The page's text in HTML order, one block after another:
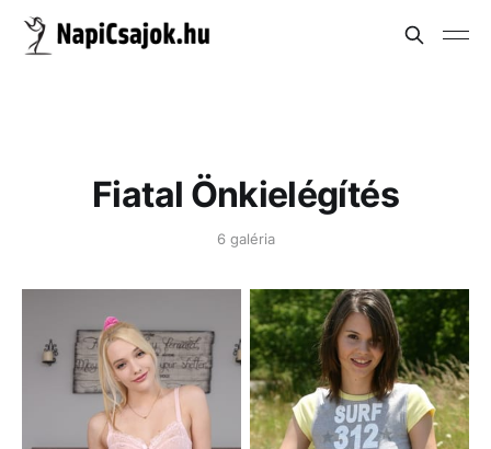
Fiatal Önkielégítés
6 galéria